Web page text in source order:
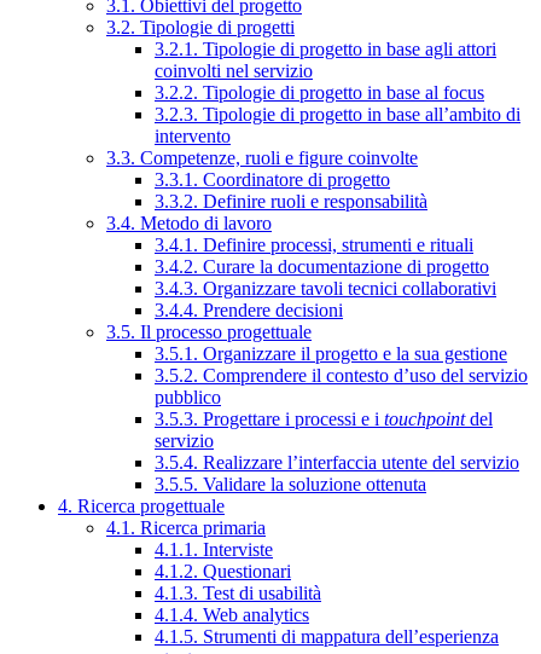
3.1. Obiettivi del progetto
3.2. Tipologie di progetti
3.2.1. Tipologie di progetto in base agli attori
coinvolti nel servizio
3.2.2. Tipologie di progetto in base al focus
3.2.3. Tipologie di progetto in base all’ambito di
intervento
3.3. Competenze, ruoli e figure coinvolte
3.3.1. Coordinatore di progetto
3.3.2. Definire ruoli e responsabilità
3.4. Metodo di lavoro
3.4.1. Definire processi, strumenti e rituali
3.4.2. Curare la documentazione di progetto
3.4.3. Organizzare tavoli tecnici collaborativi
3.4.4. Prendere decisioni
3.5. Il processo progettuale
3.5.1. Organizzare il progetto e la sua gestione
3.5.2. Comprendere il contesto d’uso del servizio
pubblico
3.5.3. Progettare i processi e i touchpointdel
servizio
3.5.4. Realizzare l’interfaccia utente del servizio
3.5.5. Validare la soluzione ottenuta
4. Ricerca progettuale
4.1. Ricerca primaria
4.1.1. Interviste
4.1.2. Questionari
4.1.3. Test di usabilità
4.1.4. Web analytics
4.1.5. Strumenti di mappatura dell’esperienza